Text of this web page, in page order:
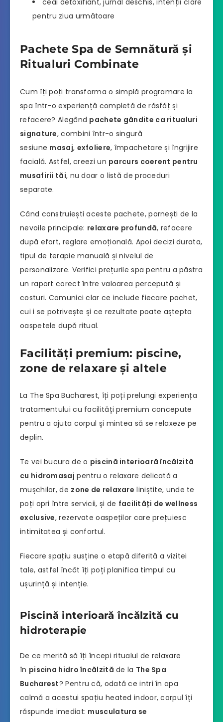
pentru ziua următoare
Pachete Spa de Semnătură și
Ritualuri Combinate
Cum îți poți transforma o simplă programare la
spa într-o experiență completă de răsfăț și
refacere? Alegând pachete gândite ca ritualuri
signature, combini într-o singură
sesiune masaj, exfoliere, împachetare și îngrijire
facială. Astfel, creezi un parcurs coerent pentru
musafirii tăi, nu doar o listă de proceduri
separate.
Când construiești aceste pachete, pornești de la
nevoile principale: relaxare profundă, refacere
după efort, reglare emoțională. Apoi decizi durata,
tipul de terapie manuală și nivelul de
personalizare. Verifici prețurile spa pentru a păstra
un raport corect între valoarea percepută și
costuri. Comunici clar ce include fiecare pachet,
cui i se potrivește și ce rezultate poate aștepta
oaspetele după ritual.
Facilități premium: piscine,
zone de relaxare și altele
La The Spa Bucharest, îți poți prelungi experiența
tratamentului cu facilități premium concepute
pentru a ajuta corpul și mintea să se relaxeze pe
deplin.
Te vei bucura de o piscină interioară încălzită
cu hidromasaj pentru o relaxare delicată a
mușchilor, de zone de relaxare liniștite, unde te
poți opri între servicii, și de facilități de wellness
exclusive, rezervate oaspeților care prețuiesc
intimitatea și confortul.
Fiecare spațiu susține o etapă diferită a vizitei
tale, astfel încât îți poți planifica timpul cu
ușurință și intenție.
Piscină interioară încălzită cu
hidroterapie
De ce merită să îți începi ritualul de relaxare
în piscina hidro încălzită de la The Spa
Bucharest? Pentru că, odată ce intri în apa
calmă a acestui spațiu heated indoor, corpul îți
răspunde imediat: musculatura se